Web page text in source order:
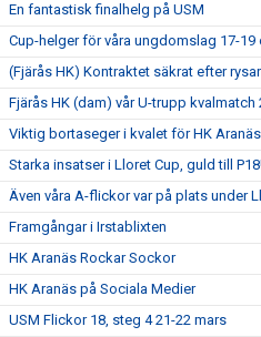
En fantastisk finalhelg på USM
Cup-helger för våra ungdomslag 17-19
(Fjärås HK) Kontraktet säkrat efter
Fjärås HK (dam) vår U-trupp kvalmatch
Viktig bortaseger i kvalet för HK
Starka insatser i Lloret Cup, guld till
Även våra A-flickor var på plats under
Framgångar i Irstablixten
HK Aranäs Rockar Sockor
HK Aranäs på Sociala Medier
USM Flickor 18, steg 4 21-22 mars